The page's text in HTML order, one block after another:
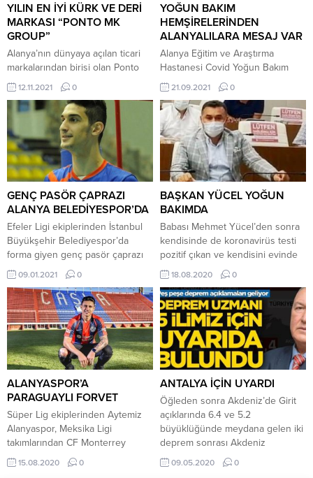
YILIN EN İYİ KÜRK VE DERİ
MARKASI “PONTO MK
GROUP”
Alanya’nın dünyaya açılan ticari
markalarından birisi olan Ponto
MK Group, BonneVie Dergisi
tarafından bu yılın “Yılın En İyi
Kürk ve Deri Markası” ödülüne
layık görüldü. BONNEVIE
Dergisi tarafından bu yıl ikincisi
düzenlenen “BonneVie Yıldızları
Gecesi Ödül Töreni”, 9 Kasım’da
Fulya Süleyman Seba Kültür ve
Sanat Merkezi’nde yapıldı. Spor,
iş, sanat ve cemiyet hayatından
çok...
12.11.2021 0
YOĞUN BAKIM
HEMŞİRELERİNDEN
ALANYALILARA MESAJ VAR
Alanya Eğitim ve Araştırma
Hastanesi Covid Yoğun Bakım
hemşireleri; covid-19 hastaların
yaşadıkları zorlu mücadeleyi,
tedavi süreçlerini ve bu süreçte
yoğun bakım hemşiresinin rolünü
anlattı. Yoğun Bakımda
geçirdikleri bir günlerini paylaşan
hemşirelerin vatandaşlardan tek
isteği ise” tedbiri elden
bırakmamaları ve bir an önce aşı
olmaları” oldu. Alanya Eğitim ve
Araştırma Hastanesi’nde...
21.09.2021 0
GENÇ PASÖR ÇAPRAZI
ALANYA BELEDİYESPOR’DA
Efeler Ligi ekiplerinden İstanbul
Büyükşehir Belediyespor’da
forma giyen genç pasör çaprazı
Emir Kaan Öztürk, çift lisans
olarak Alanya temsilcisi ile anlaştı.
2000 doğumlu oyuncu play-off
döneminde Alanya
Belediyespor’da oynayacak.
09.01.2021 0
BAŞKAN YÜCEL YOĞUN
BAKIMDA
Babası Mehmet Yücel’den sonra
kendisinde de koronavirüs testi
pozitif çıkan ve kendisini evinde
izole eden Alanya Belediye
Başkanı Adem Murat Yücel,
semptomları ağırlaşınca yoğun
bakımda tedavi altına alındı. Hafif
solunum sıkıntısı yaşayan ve
tedbiren yoğun bakımda tedavi
altına alınan başkan Yücel’in şuan
acil bir durumunun olmadığı
bildirildi. Kendisi ile sosyal...
18.08.2020 0
ALANYASPOR’A
PARAGUAYLI FORVET
Süper Lig ekiplerinden Aytemiz
Alanyaspor, Meksika Ligi
takımlarından CF Monterrey
forması giyen Adam Bareiro ile
anlaştığı iddia edildi. ANLAŞMA
15.08.2020 0
ANTALYA İÇİN UYARDI
Öğleden sonra Akdeniz’de Girit
açıklarında 6.4 ve 5.2
büyüklüğünde meydana gelen iki
deprem sonrası Akdeniz
bölgesinde yaşayanlar da da bir
korku oluştu. Jeofizik Yüksek
09.05.2020 0